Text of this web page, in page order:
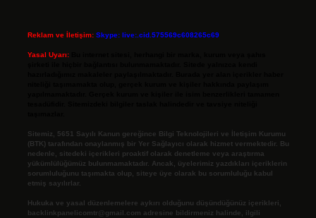
Reklam ve İletişim: Skype: live:.cid.575569c608265c69
Yasal Uyarı:
Sitemiz, 5651 Sayılı Kanun gereğince Bilgi Teknolojileri ve İletişim Kurumu
(BTK) tarafından onaylanmış bir Yer Sağlayıcı olarak hizmet vermektedir. Bu
nedenle, sitedeki içerikleri proaktif olarak denetleme veya araştırma
yükümlülüğümüz bulunmamaktadır. Ancak, üyelerimiz yazdıkları içeriklerin
sorumluluğunu taşımakta olup, siteye üye olarak bu sorumluluğu kabul
etmiş sayılırlar.
Hukuka ve yasal düzenlemelere aykırı olduğunu düşündüğünüz içerikleri,
backlinkpanelicomtr@gmail.com adresine bildirmeniz halinde, ilgili